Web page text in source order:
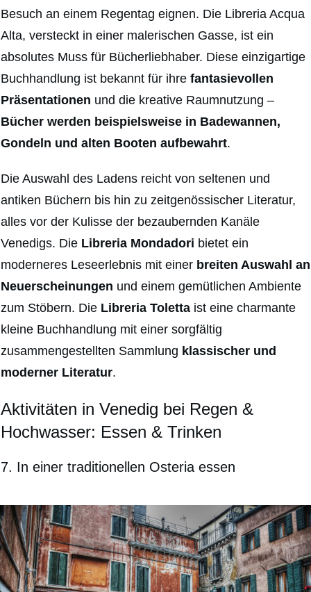
Besuch an einem Regentag eignen. Die Libreria Acqua
Alta, versteckt in einer malerischen Gasse, ist ein
absolutes Muss für Bücherliebhaber. Diese einzigartige
Buchhandlung ist bekannt für ihre fantasievollen
Präsentationen und die kreative Raumnutzung –
Bücher werden beispielsweise in Badewannen,
Gondeln und alten Booten aufbewahrt.
Die Auswahl des Ladens reicht von seltenen und
antiken Büchern bis hin zu zeitgenössischer Literatur,
alles vor der Kulisse der bezaubernden Kanäle
Venedigs. Die Libreria Mondadori bietet ein
moderneres Leseerlebnis mit einer breiten Auswahl an
Neuerscheinungen und einem gemütlichen Ambiente
zum Stöbern. Die Libreria Toletta ist eine charmante
kleine Buchhandlung mit einer sorgfältig
zusammengestellten Sammlung klassischer und
moderner Literatur.
Aktivitäten in Venedig bei Regen &
Hochwasser: Essen & Trinken
7. In einer traditionellen Osteria essen